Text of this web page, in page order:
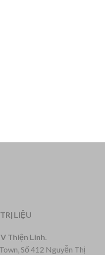
LIỆU
Thiện Linh.
Số 412 Nguyễn Thị